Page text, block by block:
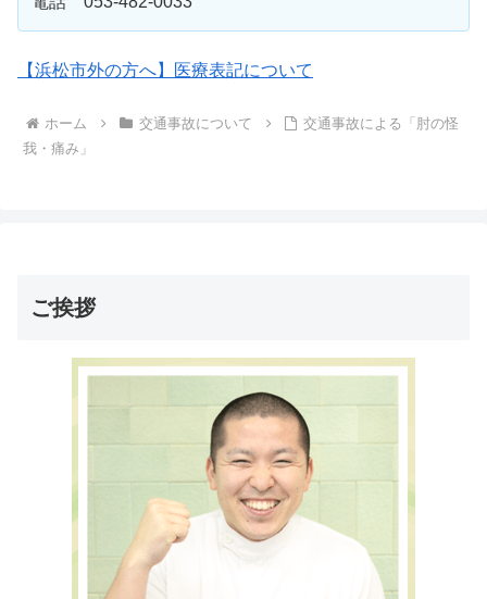
【浜松市外の方へ】医療表記について
ホーム 交通事故について
交通事故による「肘の怪
我・痛み」
ご挨拶